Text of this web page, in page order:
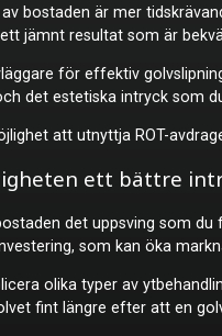
bostaden är mer
jämnt resultat som är
för effektiv
det estetiska intryck som
att utnyttja ROT-
ett bättre
det uppsving som
som kan öka
olika typer av
fint längre efter att en